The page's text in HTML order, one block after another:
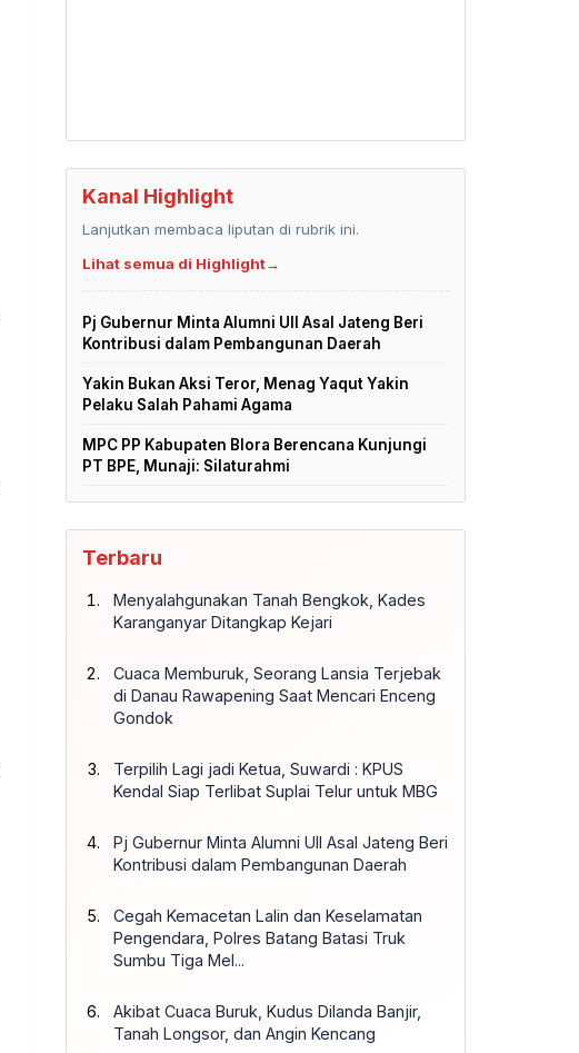
Kanal Highlight
Lanjutkan membaca liputan di rubrik ini.
Lihat semua di Highlight→
Pj Gubernur Minta Alumni UII Asal Jateng Beri
Kontribusi dalam Pembangunan Daerah
Yakin Bukan Aksi Teror, Menag Yaqut Yakin
Pelaku Salah Pahami Agama
MPC PP Kabupaten Blora Berencana Kunjungi
PT BPE, Munaji: Silaturahmi
Terbaru
Menyalahgunakan Tanah Bengkok, Kades
Karanganyar Ditangkap Kejari
Cuaca Memburuk, Seorang Lansia Terjebak
di Danau Rawapening Saat Mencari Enceng
Gondok
Terpilih Lagi jadi Ketua, Suwardi : KPUS
Kendal Siap Terlibat Suplai Telur untuk MBG
Pj Gubernur Minta Alumni UII Asal Jateng Beri
Kontribusi dalam Pembangunan Daerah
Cegah Kemacetan Lalin dan Keselamatan
Pengendara, Polres Batang Batasi Truk
Sumbu Tiga Mel...
Akibat Cuaca Buruk, Kudus Dilanda Banjir,
Tanah Longsor, dan Angin Kencang